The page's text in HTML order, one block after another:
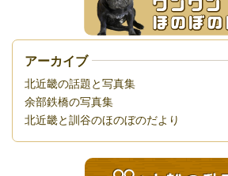
アーカイブ
北近畿の話題と写真集
余部鉄橋の写真集
北近畿と訓谷のほのぼのだより